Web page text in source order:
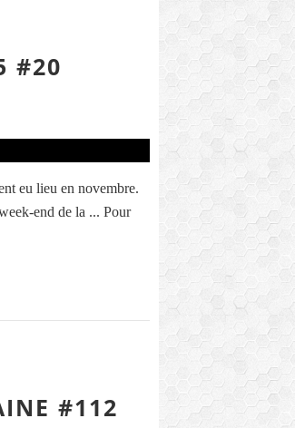
#20
eu lieu en novembre.
end de la ... Pour
#112